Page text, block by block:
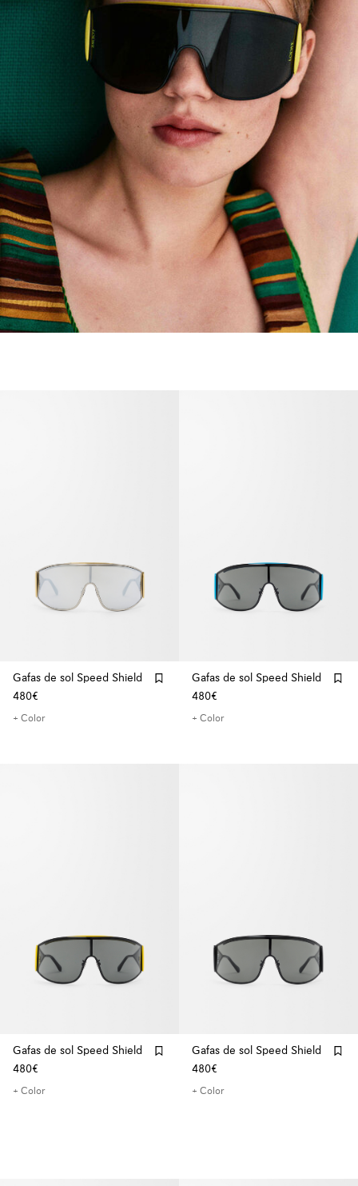
Gafas de sol Speed Shield
480€
+ Color
Gafas de sol Speed Shield
480€
+ Color
Gafas de sol Speed Shield
480€
+ Color
Gafas de sol Speed Shield
480€
+ Color